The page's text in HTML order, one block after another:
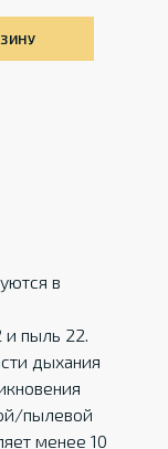
в
и пыль 22.
дыхания
пылевой
менее 10